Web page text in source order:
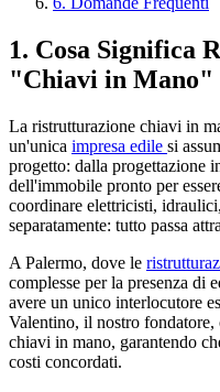
1. Cosa Significa
"Chiavi in Mano"
La ristrutturazione chiavi in
un'unica impresa edile si
progetto: dalla progettazione
dell'immobile pronto per
coordinare elettricisti,
separatamente: tutto passa
A Palermo, dove le
complesse per la presenza
avere un unico interlocutore
Valentino, il nostro
chiavi in mano, garantendo
costi concordati.